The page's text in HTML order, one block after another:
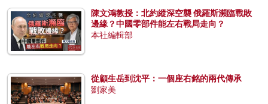
陳文鴻教授：北約縱深空襲 俄羅斯瀕臨戰敗
邊緣？中國零部件能左右戰局走向？
本社編輯部
從顧生岳到沈平：一個座右銘的兩代傳承
劉家美